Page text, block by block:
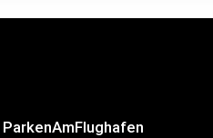
ParkenAmFlughafen